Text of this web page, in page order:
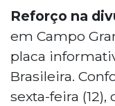
Reforço na
em Campo
placa
Brasileira.
sexta-feira